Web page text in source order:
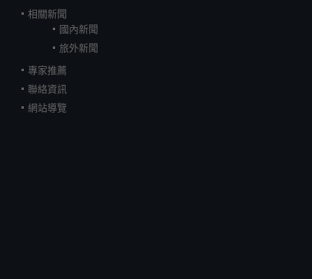
相關新聞
國內新聞
旅外新聞
專家推薦
聯絡資訊
網站導覽